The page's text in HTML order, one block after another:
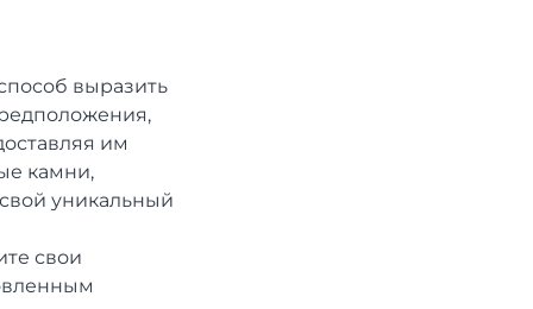
выразить
им
камни,
уникальный
свои